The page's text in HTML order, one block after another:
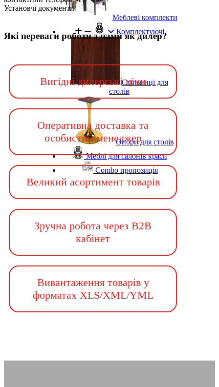
Меблеві комплекти
Комплектуючі
Стільниці для
столів
Опори для столів
Меблі для салонів краси
Combo пропозиція
Установчі документи
Які переваги роботи з нами як дилер?
Вигідні дилерські ціни
Оперативна доставка та
особистий менеджер
Великий асортимент товарів
Зручна робота через B2B
кабінет
Вивантаження товарів у
форматах XLS/XML/YML